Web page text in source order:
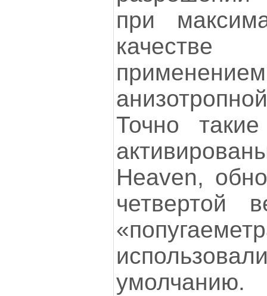
при
Точно
Heaven,
четвертой
умолчанию.